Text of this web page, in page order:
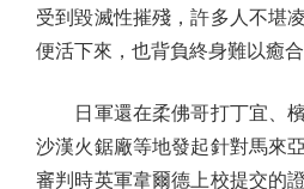
受到毀滅性摧殘，許多人不堪
便活下來，也背負終身難以癒合
日軍還在柔佛哥打丁宜、檳
沙漢火鋸廠等地發起針對馬來
審判時英軍韋爾德上校提交的